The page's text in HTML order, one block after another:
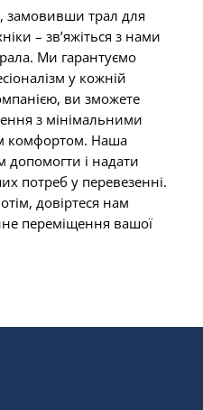
замовивши трал для
– зв’яжіться з нами
Ми гарантуємо
у кожній
ви зможете
з мінімальними
комфортом. Наша
допомогти і надати
потреб у перевезенні.
довіртеся нам
переміщення вашої